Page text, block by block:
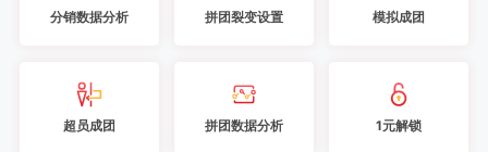
分销数据分析 拼团裂变设置 模拟成团
超员成团 拼团数据分析 1元解锁